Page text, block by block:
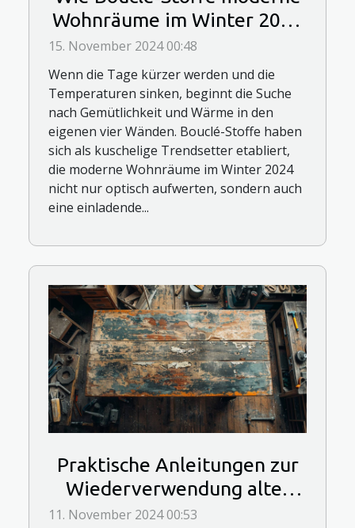
Wohnräume im Winter 2024
wärmen
15. November 2024 00:48
Wenn die Tage kürzer werden und die
Temperaturen sinken, beginnt die Suche
nach Gemütlichkeit und Wärme in den
eigenen vier Wänden. Bouclé-Stoffe haben
sich als kuschelige Trendsetter etabliert,
die moderne Wohnräume im Winter 2024
nicht nur optisch aufwerten, sondern auch
eine einladende...
Praktische Anleitungen zur
Wiederverwendung alter
Möbelstücke
11. November 2024 00:53